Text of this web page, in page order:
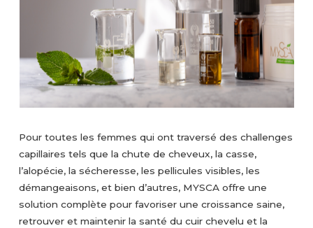
Pour toutes les femmes qui ont traversé des challenges
capillaires tels que la chute de cheveux, la casse,
l’alopécie, la sécheresse, les pellicules visibles, les
démangeaisons, et bien d’autres, MYSCA offre une
solution complète pour favoriser une croissance saine,
retrouver et maintenir la santé du cuir chevelu et la